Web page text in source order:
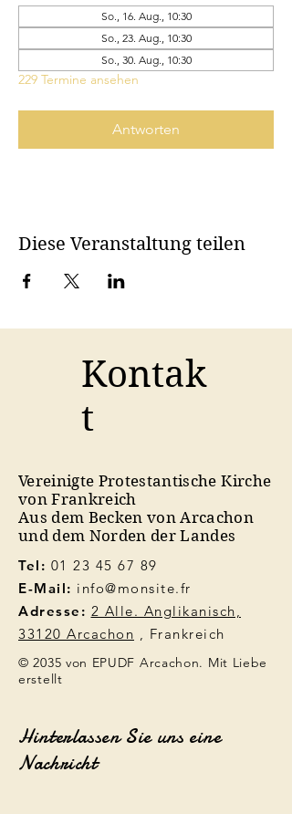
So., 16. Aug., 10:30
So., 23. Aug., 10:30
So., 30. Aug., 10:30
229 Termine ansehen
Antworten
Diese Veranstaltung teilen
Kontak
t
Vereinigte Protestantische Kirche
von Frankreich
Aus dem Becken von Arcachon
und dem Norden der Landes
Tel: 01 23 45 67 89
E-Mail: info@monsite.fr
Adresse: 2 Alle. Anglikanisch,
33120 Arcachon , Frankreich
© 2035 von EPUDF Arcachon. Mit Liebe
erstellt
Hinterlassen Sie uns eine
Nachricht